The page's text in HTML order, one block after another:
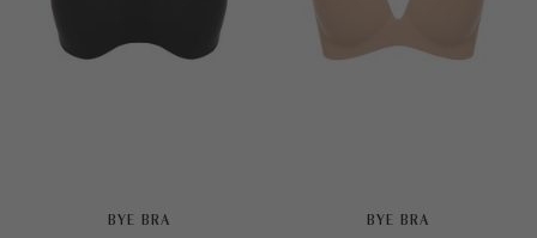
BYE BRA BYE BRA